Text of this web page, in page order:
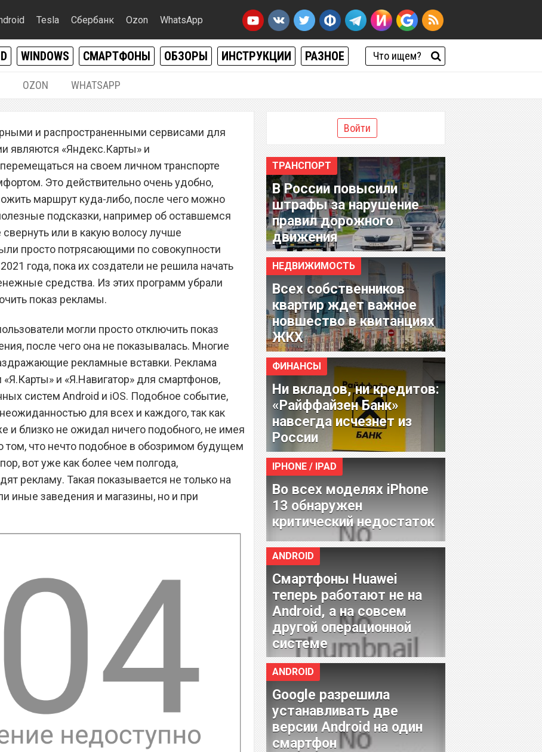
Tesla Сбербанк Ozon WhatsApp
WINDOWS СМАРТФОНЫ ОБЗОРЫ ИНСТРУКЦИИ РАЗНОЕ
OZON WHATSAPP
«Яндекс.Карты»
привела миллионы
и распространенными сервисами для
являются «Яндекс.Карты» и
на своем личном транспорте
Это действительно очень удобно,
маршрут куда-либо, после чего можно
подсказки, например об оставшемся
или в какую волосу лучше
просто потрясающими по совокупности
года, пока их создатели не решила начать
средства. Из этих программ убрали
показ рекламы.
могли просто отключить показ
после чего она не показывалась. Многие
рекламные вставки. Реклама
и «Я.Навигатор» для смартфонов,
систем Android и iOS. Подобное событие,
для всех и каждого, так как
и близко не ожидал ничего подобного, не имея
том, что нечто подобное в обозримом будущем
вот уже как более чем полгода,
рекламу. Такая показывается не только на
иные заведения и магазины, но и при
Войти
ТРАНСПОРТ
В России повысили
штрафы за нарушение
правил дорожного
движения
НЕДВИЖИМОСТЬ
Всех собственников
квартир ждет важное
новшество в квитанциях
ЖКХ
ФИНАНСЫ
Ни вкладов, ни кредитов:
«Райффайзен Банк»
навсегда исчезнет из
России
IPHONE / IPAD
Во всех моделях iPhone
13 обнаружен
критический недостаток
ANDROID
Смартфоны Huawei
теперь работают не на
Android, а на совсем
другой операционной
системе
ANDROID
Google разрешила
устанавливать две
версии Android на один
смартфон